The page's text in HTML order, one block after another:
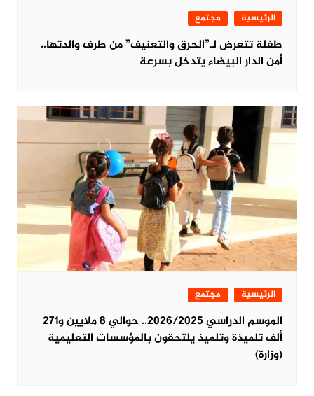
الرئيسية مجتمع
طفلة تتعرض لـ”الحرق والتعنيف” من طرف والدتها..
أمن الدار البيضاء يتدخل بسرعة
الرئيسية مجتمع
الموسم الدراسي 2026/2025.. حوالي 8 ملايين و271
ألف تلميذة وتلميذ يلتحقون بالمؤسسات التعليمية
(وزارة)